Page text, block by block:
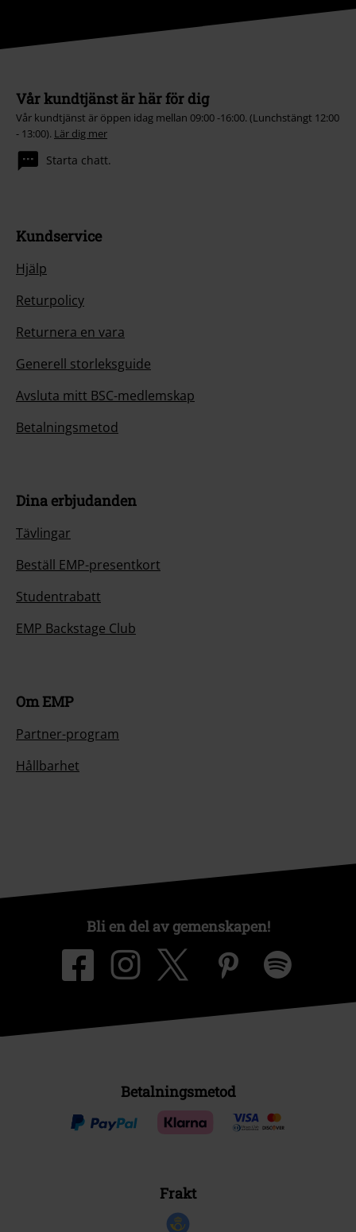
Vår kundtjänst är här för dig
Vår kundtjänst är öppen idag mellan 09:00 -16:00. (Lunchstängt 12:00
- 13:00). Lär dig mer
Starta chatt.
Kundservice
Hjälp
Returpolicy
Returnera en vara
Generell storleksguide
Avsluta mitt BSC-medlemskap
Betalningsmetod
Dina erbjudanden
Tävlingar
Beställ EMP-presentkort
Studentrabatt
EMP Backstage Club
Om EMP
Partner-program
Hållbarhet
Bli en del av gemenskapen!
Betalningsmetod
Frakt